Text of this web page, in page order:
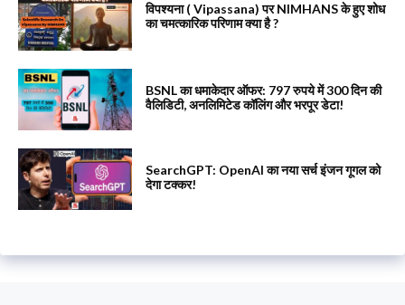
विपश्यना ( Vipassana) पर NIMHANS के हुए शोध
का चमत्कारिक परिणाम क्या है ?
BSNL का धमाकेदार ऑफर: 797 रुपये में 300 दिन की
वैलिडिटी, अनलिमिटेड कॉलिंग और भरपूर डेटा!
SearchGPT: OpenAI का नया सर्च इंजन गूगल को
देगा टक्कर!